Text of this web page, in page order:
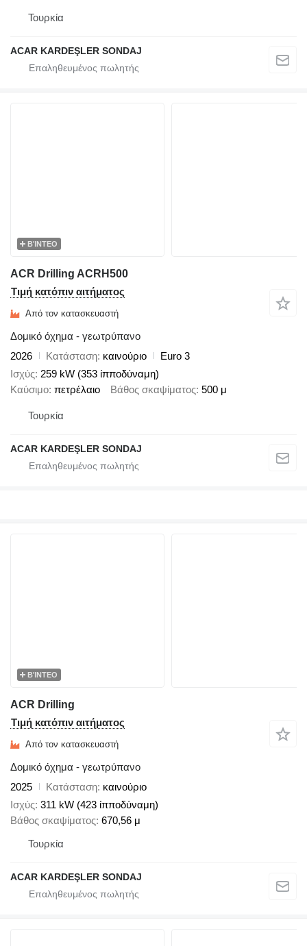
Τουρκία
ACAR KARDEŞLER SONDAJ
ΒΊΝΤΕΟ
ACR Drilling ACRH500
Τιμή κατόπιν αιτήματος
Από τον κατασκευαστή
Δομικό όχημα - γεωτρύπανο
2026
Κατάσταση καινούριο
Euro 3
Ισχύς 259 kW (353 ίπποδύναμη)
Καύσιμο πετρέλαιο Βάθος σκαψίματος 500 μ
Τουρκία
ACAR KARDEŞLER SONDAJ
ΒΊΝΤΕΟ
ACR Drilling
Τιμή κατόπιν αιτήματος
Από τον κατασκευαστή
Δομικό όχημα - γεωτρύπανο
2025
Κατάσταση καινούριο
Ισχύς 311 kW (423 ίπποδύναμη)
Βάθος σκαψίματος 670,56 μ
Τουρκία
ACAR KARDEŞLER SONDAJ